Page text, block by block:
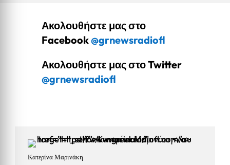
Ακολουθήστε μας στο
Facebook@grnewsradiofl
Ακολουθήστε μας στο Twitter
@grnewsradiofl
Κατερίνα Μαρινάκη